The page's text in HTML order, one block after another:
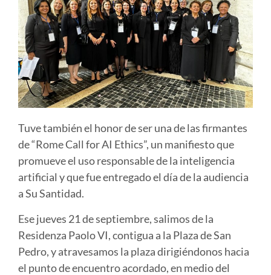
Tuve también el honor de ser una de las firmantes
de “Rome Call for AI Ethics”, un manifiesto que
promueve el uso responsable de la inteligencia
artificial y que fue entregado el día de la audiencia
a Su Santidad.
Ese jueves 21 de septiembre, salimos de la
Residenza Paolo VI, contigua a la Plaza de San
Pedro, y atravesamos la plaza dirigiéndonos hacia
el punto de encuentro acordado, en medio del